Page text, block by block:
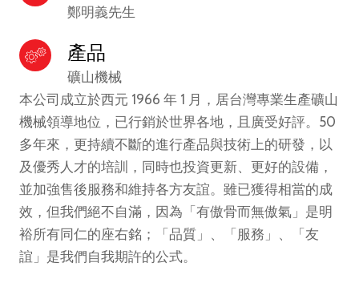
鄭明義先生
產品
礦山機械
本公司成立於西元 1966 年 1 月，居台灣專業生產礦山
機械領導地位，已行銷於世界各地，且廣受好評。50
多年來，更持續不斷的進行產品與技術上的研發，以
及優秀人才的培訓，同時也投資更新、更好的設備，
並加強售後服務和維持各方友誼。雖已獲得相當的成
效，但我們絕不自滿，因為「有傲骨而無傲氣」是明
裕所有同仁的座右銘；「品質」、「服務」、「友
誼」是我們自我期許的公式。